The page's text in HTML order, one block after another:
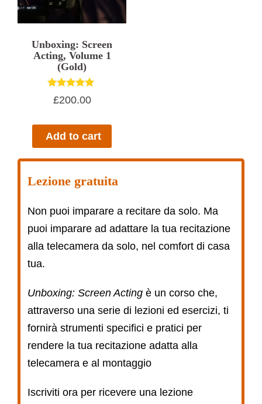
Unboxing: Screen
Acting, Volume 1
(Gold)
Rated
5.00
£200.00
Add to cart
Lezione gratuita
Non puoi imparare a recitare da solo. Ma
puoi imparare ad adattare la tua recitazione
alla telecamera da solo, nel comfort di casa
tua.
Unboxing: Screen Actingè un corso che,
attraverso una serie di lezioni ed esercizi, ti
fornirà strumenti specifici e pratici per
rendere la tua recitazione adatta alla
telecamera e al montaggio
Iscriviti ora per ricevere una lezione